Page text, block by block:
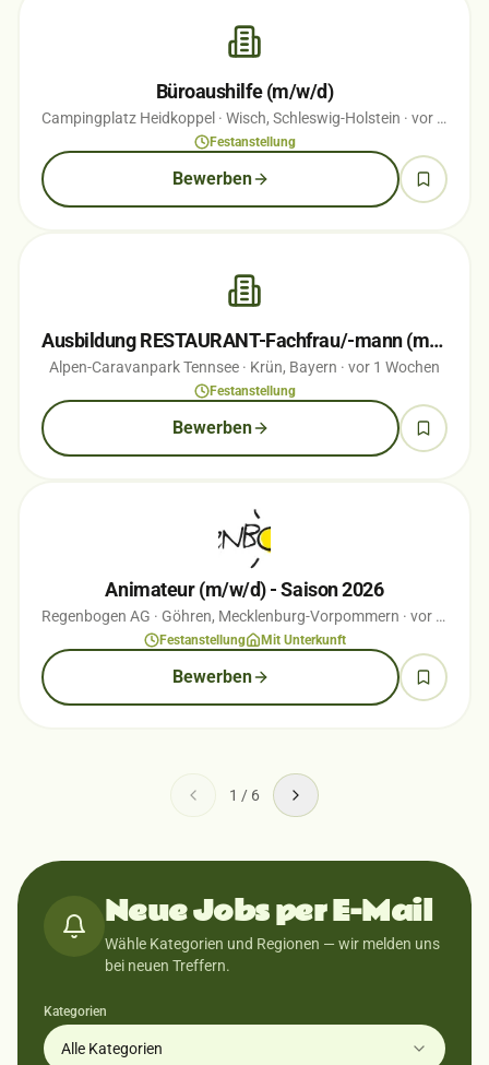
Büroaushilfe (m/w/d)
Campingplatz Heidkoppel · Wisch, Schleswig-Holstein · vor 1 Wochen
Festanstellung
Bewerben
Ausbildung RESTAURANT-Fachfrau/-mann (m/w/d)
Alpen-Caravanpark Tennsee · Krün, Bayern · vor 1 Wochen
Festanstellung
Bewerben
Animateur (m/w/d) - Saison 2026
Regenbogen AG · Göhren, Mecklenburg-Vorpommern · vor 1 Wochen
Festanstellung Mit Unterkunft
Bewerben
1 / 6
Neue Jobs per E-Mail
Wähle Kategorien und Regionen — wir melden uns
bei neuen Treffern.
Kategorien
Alle Kategorien